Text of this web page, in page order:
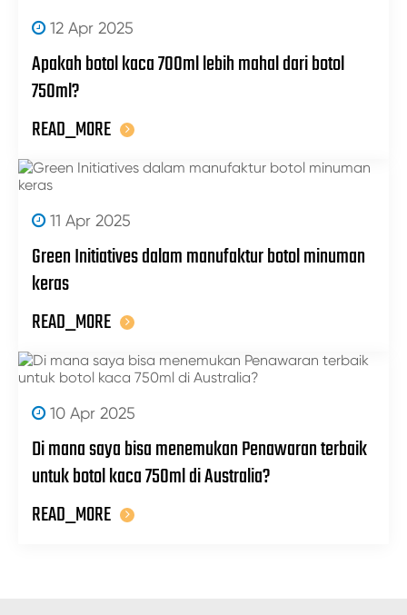
12 Apr 2025
Apakah botol kaca 700ml lebih mahal dari botol
750ml?
READ_MORE
11 Apr 2025
Green Initiatives dalam manufaktur botol minuman
keras
READ_MORE
10 Apr 2025
Di mana saya bisa menemukan Penawaran terbaik
untuk botol kaca 750ml di Australia?
READ_MORE